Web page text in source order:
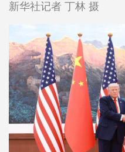
新华社记者 丁林 摄